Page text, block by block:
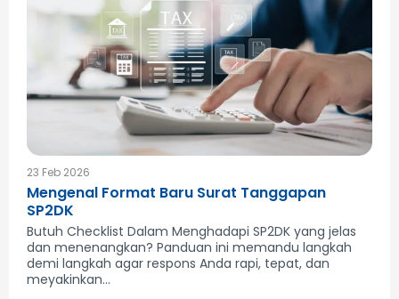
23 Feb 2026
Mengenal Format Baru Surat Tanggapan
SP2DK
Butuh Checklist Dalam Menghadapi SP2DK yang jelas
dan menenangkan? Panduan ini memandu langkah
demi langkah agar respons Anda rapi, tepat, dan
meyakinkan...